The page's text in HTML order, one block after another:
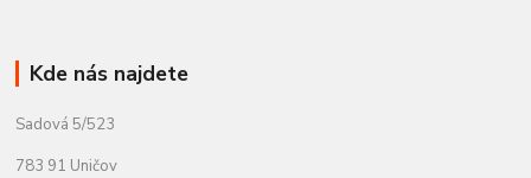
Kde nás najdete
Sadová 5/523
783 91 Uničov